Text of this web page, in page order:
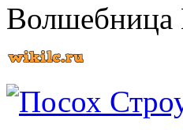
Волшебница